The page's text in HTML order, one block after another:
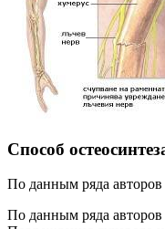
Способ
По данным ряда авторов
По данным ряда авторов